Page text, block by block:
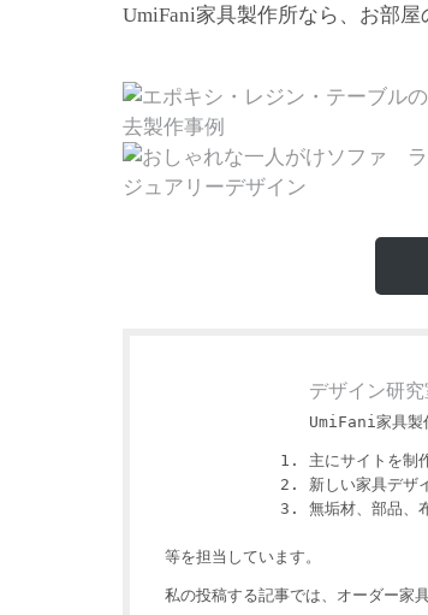
UmiFani家具製作所なら、お部屋
デザイン研
UmiFani家具製
主にサイトを制
新しい家具デザ
無垢材、部品、
等を担当しています。
私の投稿する記事では、オーダー家